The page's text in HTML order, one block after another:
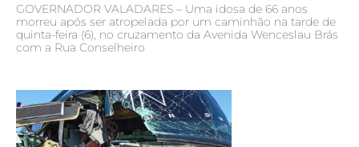
GOVERNADOR VALADARES – Uma idosa de 66 anos
morreu após ser atropelada por um caminhão na tarde de
quinta-feira (6), no cruzamento da Avenida Wenceslau Brás
com a Rua Conselheiro